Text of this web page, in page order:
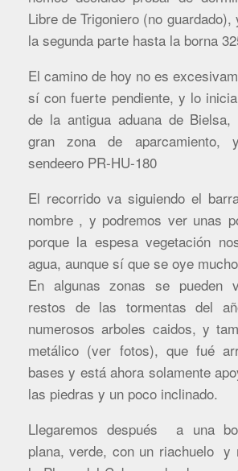
Libre de Trigoniero (no
la segunda parte hasta la borna
El camino de hoy no es
sí con fuerte pendiente, y lo
de la antigua aduana de Bielsa,
gran zona de aparcamiento,
sendeero PR-HU-180
El recorrido va siguiendo el
nombre , y podremos ver unas
porque la espesa vegetación
agua, aunque sí que se oye
En algunas zonas se pueden
restos de las tormentas del
numerosos arboles caidos, y
metálico (ver fotos), que fué
bases y está ahora solamente
las piedras y un poco inclinado.
Llegaremos después a una
plana, verde, con un riachuelo y